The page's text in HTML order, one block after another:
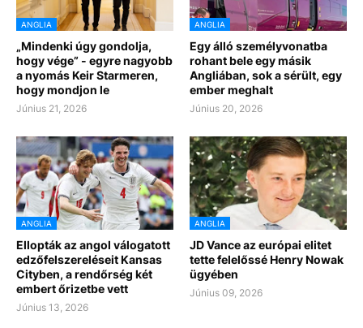
ANGLIA
„Mindenki úgy gondolja,
hogy vége” - egyre nagyobb
a nyomás Keir Starmeren,
hogy mondjon le
Június 21, 2026
ANGLIA
Egy álló személyvonatba
rohant bele egy másik
Angliában, sok a sérült, egy
ember meghalt
Június 20, 2026
ANGLIA
Ellopták az angol válogatott
edzőfelszereléseit Kansas
Cityben, a rendőrség két
embert őrizetbe vett
Június 13, 2026
ANGLIA
JD Vance az európai elitet
tette felelőssé Henry Nowak
ügyében
Június 09, 2026